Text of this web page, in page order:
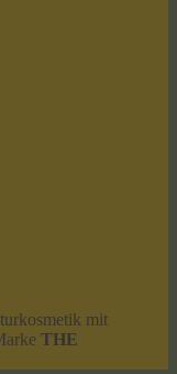
mit
THE